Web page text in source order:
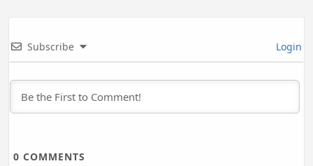
Subscribe Login
0 COMMENTS